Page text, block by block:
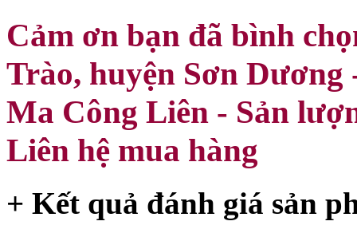
Cảm ơn bạn đã bình
Trào, huyện Sơn
Ma Công Liên - Sản
Liên hệ mua hàng
+ Kết quả đánh giá sản